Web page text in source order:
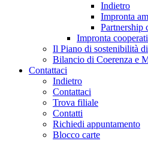
Indietro
Impronta
Partnership
Impronta
Il Piano di sostenibilità
Bilancio di Coerenza e
Contattaci
Indietro
Contattaci
Trova filiale
Contatti
Richiedi appuntamento
Blocco carte